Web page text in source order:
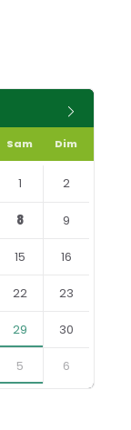
Sam Dim
1 2
8 9
15 16
22 23
29 30
5 6